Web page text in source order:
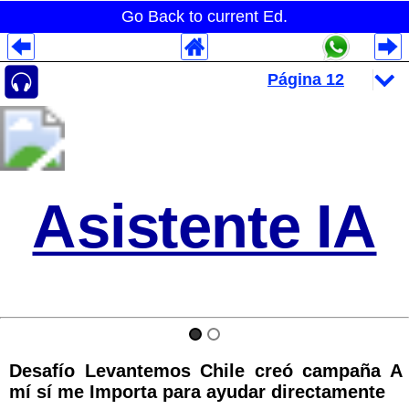
Go Back to current Ed.
Asistente IA
Desafío Levantemos Chile creó campaña A
mí sí me Importa para ayudar directamente
Despliegues Analytics
Despliegues Totales
Despliegues por Rubros